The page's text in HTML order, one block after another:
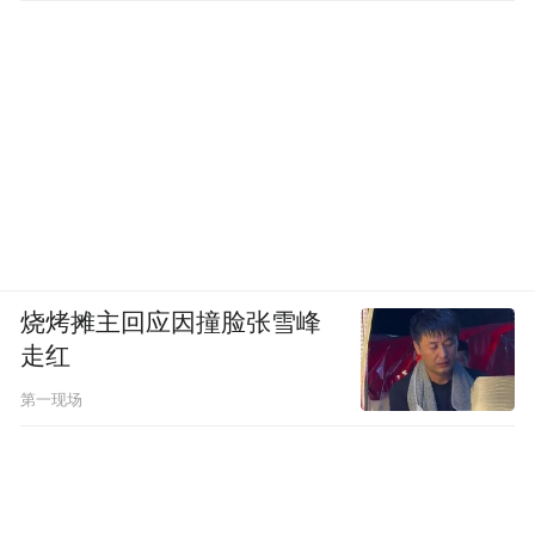
烧烤摊主回应因撞脸张雪峰
走红
第一现场